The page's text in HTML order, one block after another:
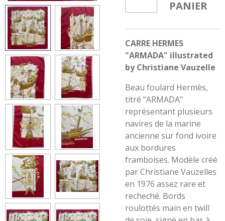
PANIER
CARRE HERMES
"ARMADA" illustrated
by Christiane Vauzelle
Beau foulard Hermès,
titré "ARMADA"
représentant plusieurs
navires de la marine
ancienne sur fond ivoire
aux bordures
framboises. Modèle créé
par Christiane Vauzelles
en 1976 assez rare et
recheché. Bords
roulottés main en twill